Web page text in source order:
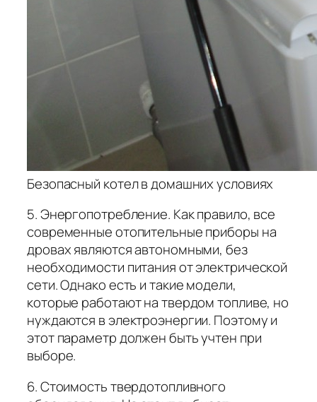
Безопасный котел в домашних условиях
5. Энергопотребление. Как правило, все
современные отопительные приборы на
дровах являются автономными, без
необходимости питания от электрической
сети. Однако есть и такие модели,
которые работают на твердом топливе, но
нуждаются в электроэнергии. Поэтому и
этот параметр должен быть учтен при
выборе.
6. Стоимость твердотопливного